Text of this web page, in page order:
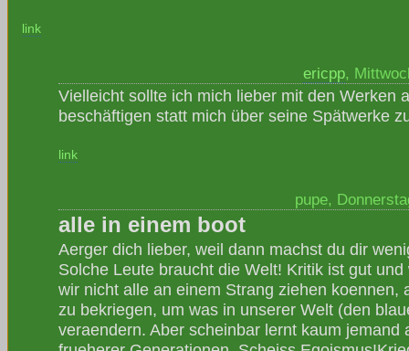
link
ericpp,
Vielleicht sollte ich mich lieber mit den Werken
beschäftigen statt mich über seine Spätwerke
link
pupe,
alle in einem boot
Aerger dich lieber, weil dann machst du dir
Solche Leute braucht die Welt! Kritik ist gut
wir nicht alle an einem Strang ziehen koennen,
zu bekriegen, um was in unserer Welt (den
veraendern. Aber scheinbar lernt kaum jemand